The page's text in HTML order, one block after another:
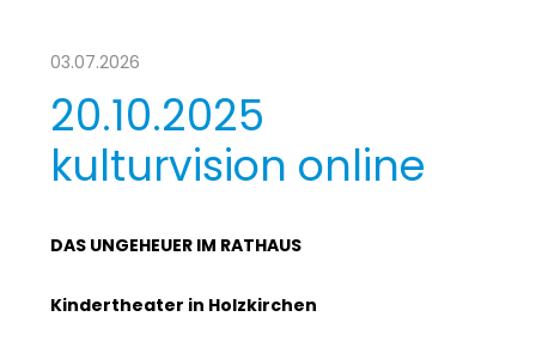
03.07.2026
20.10.2025
kulturvision online
DAS UNGEHEUER IM RATHAUS
Kindertheater in Holzkirchen